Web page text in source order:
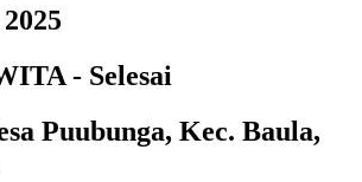
- Selesai
Puubunga, Kec. Baula,